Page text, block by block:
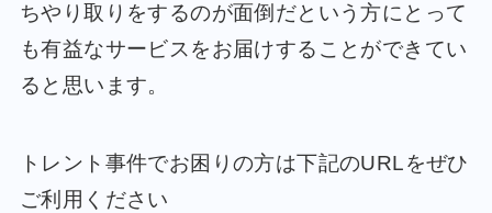
ちやり取りをするのが面倒だという方にとって
も有益なサービスをお届けすることができてい
ると思います。
トレント事件でお困りの方は下記のURLをぜひ
ご利用ください